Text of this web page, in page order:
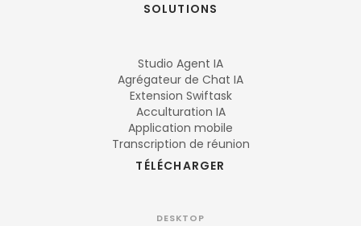
SOLUTIONS
Studio Agent IA
Agrégateur de Chat IA
Extension Swiftask
Acculturation IA
Application mobile
Transcription de réunion
TÉLÉCHARGER
DESKTOP